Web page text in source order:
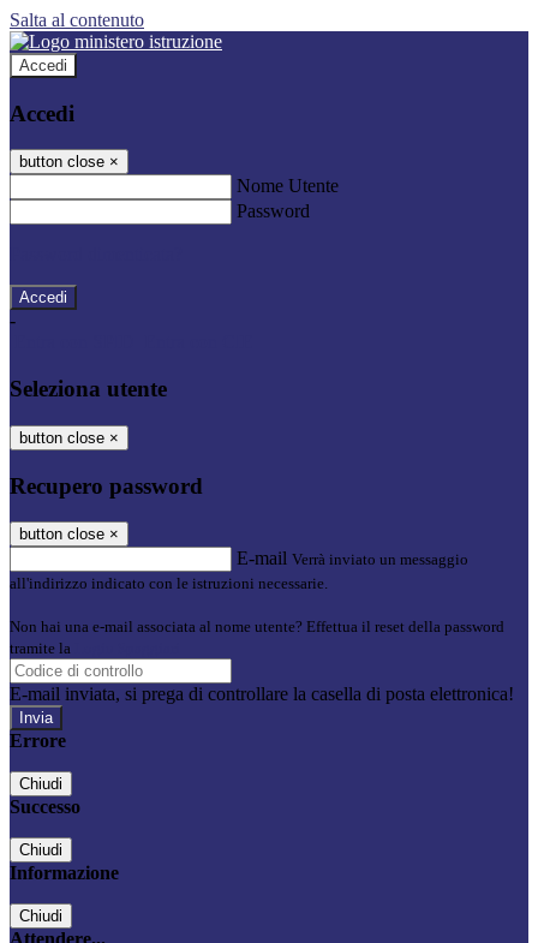
Salta al contenuto
Accedi
Accedi
button close ×
Nome Utente
Password
-
Seleziona utente
button close ×
Recupero password
button close ×
E-mail Verrà inviato un messaggio
all'indirizzo indicato con le istruzioni necessarie.
Non hai una e-mail associata al nome utente? Effettua il reset della password
tramite la
E-mail inviata, si prega di controllare la casella di posta elettronica!
Errore
Chiudi
Successo
Chiudi
Informazione
Chiudi